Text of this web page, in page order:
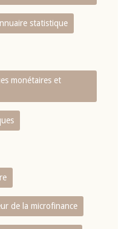
statistique
monétaires et
de la microfinance